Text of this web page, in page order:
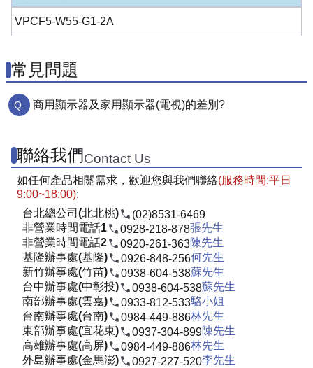
VPCF5-W55-G1-2A
常見問題
商用顯示器及家用顯示器(電視)的差別?
聯絡我們Contact Us
如任何產品相關需求，歡迎您與我們聯絡(服務時間:平日
9:00~18:00):
台北總公司(北北桃)
(02)8531-6469
非營業時間電話1
0928-218-878張先生
非營業時間電話2
0920-261-363陳先生
基隆辦事處(基隆)
0926-848-256何先生
新竹辦事處(竹苗)
0938-604-538蘇先生
台中辦事處(中彰投)
0938-604-538蘇先生
南部辦事處(雲嘉)
0933-812-533駱小姐
台南辦事處(台南)
0984-449-886林先生
東部辦事處(宜花東)
0937-304-899陳先生
高雄辦事處(高屏)
0984-449-886林先生
外島辦事處(金馬澎)
0927-227-520李先生